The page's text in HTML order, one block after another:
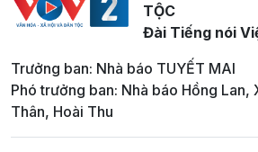
TỘC
Đài Tiếng nói
Trưởng ban: Nhà báo TUYẾT MAI
Phó trưởng ban: Nhà báo Hồng Lan,
Thân, Hoài Thu